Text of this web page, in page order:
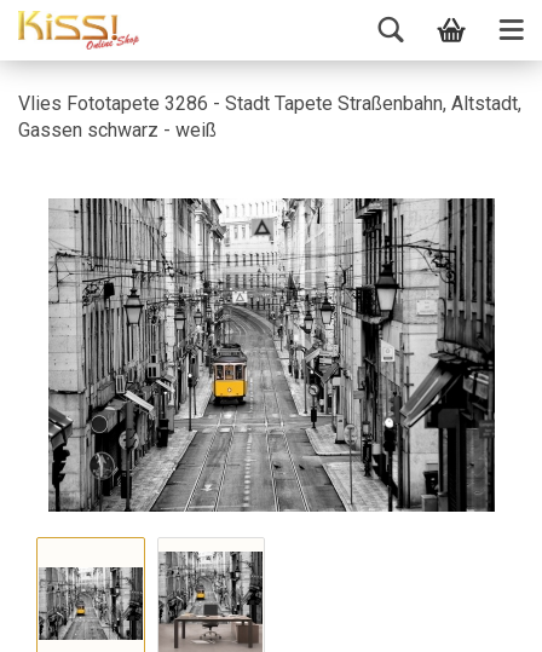
Vlies Fototapete 3286 - Stadt Tapete Straßenbahn, Altstadt,
Gassen schwarz - weiß